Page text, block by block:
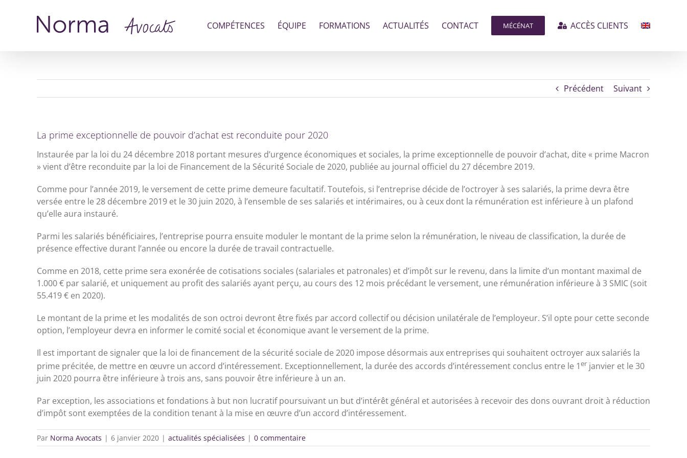
COMPÉTENCES ÉQUIPE FORMATIONS ACTUALITÉS CONTACT MÉCÉNAT ACCÈS CLIENTS
Précédent Suivant
La prime exceptionnelle de pouvoir d’achat est reconduite pour 2020
Instaurée par la loi du 24 décembre 2018 portant mesures d’urgence économiques et sociales, la prime exceptionnelle de pouvoir d’achat, dite « prime Macron
» vient d’être reconduite par la loi de Financement de la Sécurité Sociale de 2020, publiée au journal officiel du 27 décembre 2019.
Comme pour l’année 2019, le versement de cette prime demeure facultatif. Toutefois, si l’entreprise décide de l’octroyer à ses salariés, la prime devra être
versée entre le 28 décembre 2019 et le 30 juin 2020, à l’ensemble de ses salariés et intérimaires, ou à ceux dont la rémunération est inférieure à un plafond
qu’elle aura instauré.
Parmi les salariés bénéficiaires, l’entreprise pourra ensuite moduler le montant de la prime selon la rémunération, le niveau de classification, la durée de
présence effective durant l’année ou encore la durée de travail contractuelle.
Comme en 2018, cette prime sera exonérée de cotisations sociales (salariales et patronales) et d’impôt sur le revenu, dans la limite d’un montant maximal de
1.000 € par salarié, et uniquement au profit des salariés ayant perçu, au cours des 12 mois précédant le versement, une rémunération inférieure à 3 SMIC (soit
55.419 € en 2020).
Le montant de la prime et les modalités de son octroi devront être fixés par accord collectif ou décision unilatérale de l’employeur. S’il opte pour cette seconde
option, l’employeur devra en informer le comité social et économique avant le versement de la prime.
Il est important de signaler que la loi de financement de la sécurité sociale de 2020 impose désormais aux entreprises qui souhaitent octroyer aux salariés la
prime précitée, de mettre en œuvre un accord d’intéressement. Exceptionnellement, la durée des accords d’intéressement conclus entre le 1er janvier et le 30
juin 2020 pourra être inférieure à trois ans, sans pouvoir être inférieure à un an.
Par exception, les associations et fondations à but non lucratif poursuivant un but d’intérêt général et autorisées à recevoir des dons ouvrant droit à réduction
d’impôt sont exemptées de la condition tenant à la mise en œuvre d’un accord d’intéressement.
Par Norma Avocats | 6 janvier 2020 | actualités spécialisées | 0 commentaire